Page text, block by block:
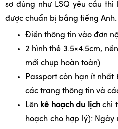
sơ đúng như LSQ yêu cầu
được chuẩn bị bằng tiếng Anh.
Điền thông tin vào đơn
2 hình thẻ 3.5×4.5cm,
mới chụp hoàn toàn)
Passport còn hạn ít
các trang thông tin và
Lên kế hoạch du lịchchi
hoạch cho hợp lý):